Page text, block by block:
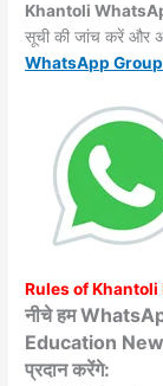
Khantoli
सूची की जांच करें और
WhatsApp
Rules ofKhantoli
नीचे हम
Education
प्रदान करेंगे: